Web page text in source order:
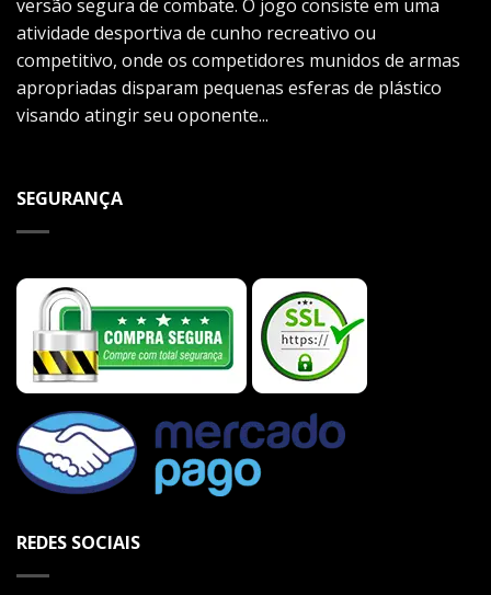
versão segura de combate. O jogo consiste em uma
atividade desportiva de cunho recreativo ou
competitivo, onde os competidores munidos de armas
apropriadas disparam pequenas esferas de plástico
visando atingir seu oponente...
SEGURANÇA
REDES SOCIAIS